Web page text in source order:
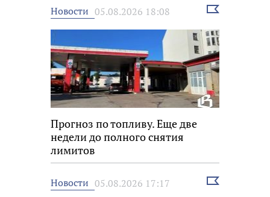
Новости 05.08.2026 18:08
Выбрать
Прогноз по топливу. Еще две
недели до полного снятия
лимитов
Новости 05.08.2026 17:17
Выбрать